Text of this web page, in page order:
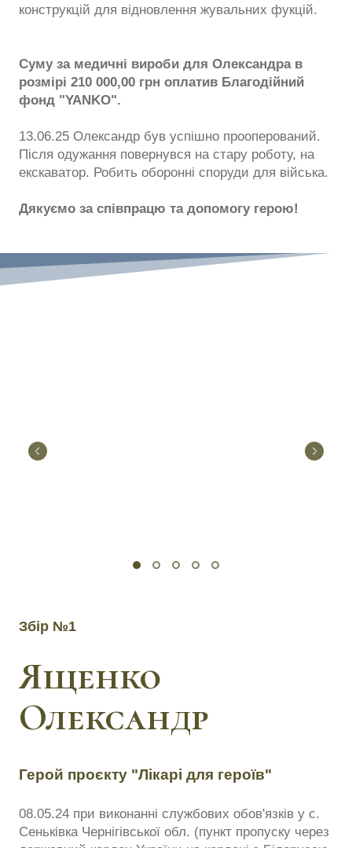
конструкцій для відновлення жувальних фукцій.
Суму за медичні вироби для Олександра в
розмірі 210 000,00 грн оплатив Благодійний
фонд "YANKO".
13.06.25 Олександр був успішно прооперований.
Після одужання повернувся на стару роботу, на
екскаватор. Робить оборонні споруди для війська.
Дякуємо за співпрацю та допомогу герою!
Збір №1
Ященко
Олександр
Герой проєкту "Лікарі для героїв"
08.05.24 при виконанні службових обов'язків у с.
Сеньківка Чернігівської обл. (пункт пропуску через